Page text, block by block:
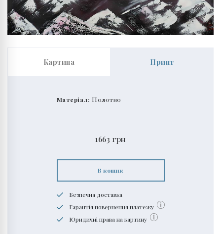
Картина Принт
Матеріал: Полотно
1663 грн
В кошик
Безпечна доставка
Гарантія повернення платежу
Юридичні права на картину